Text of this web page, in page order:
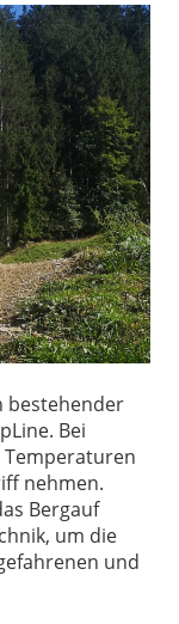
bestehender
Bei
nehmen.
Bergauf
um die
und